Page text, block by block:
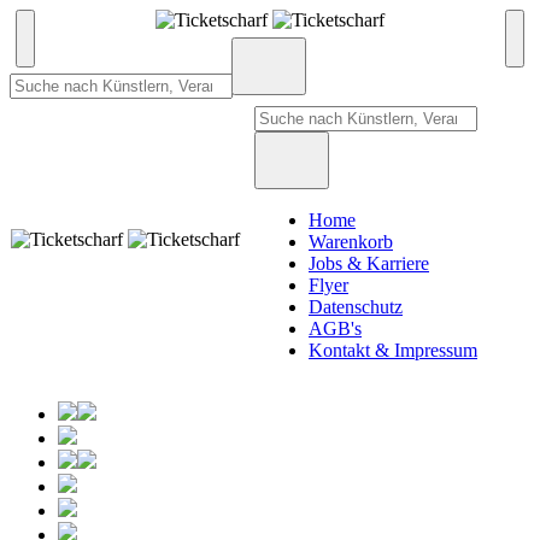
Home
Warenkorb
Jobs & Karriere
Flyer
Datenschutz
AGB's
Kontakt & Impressum